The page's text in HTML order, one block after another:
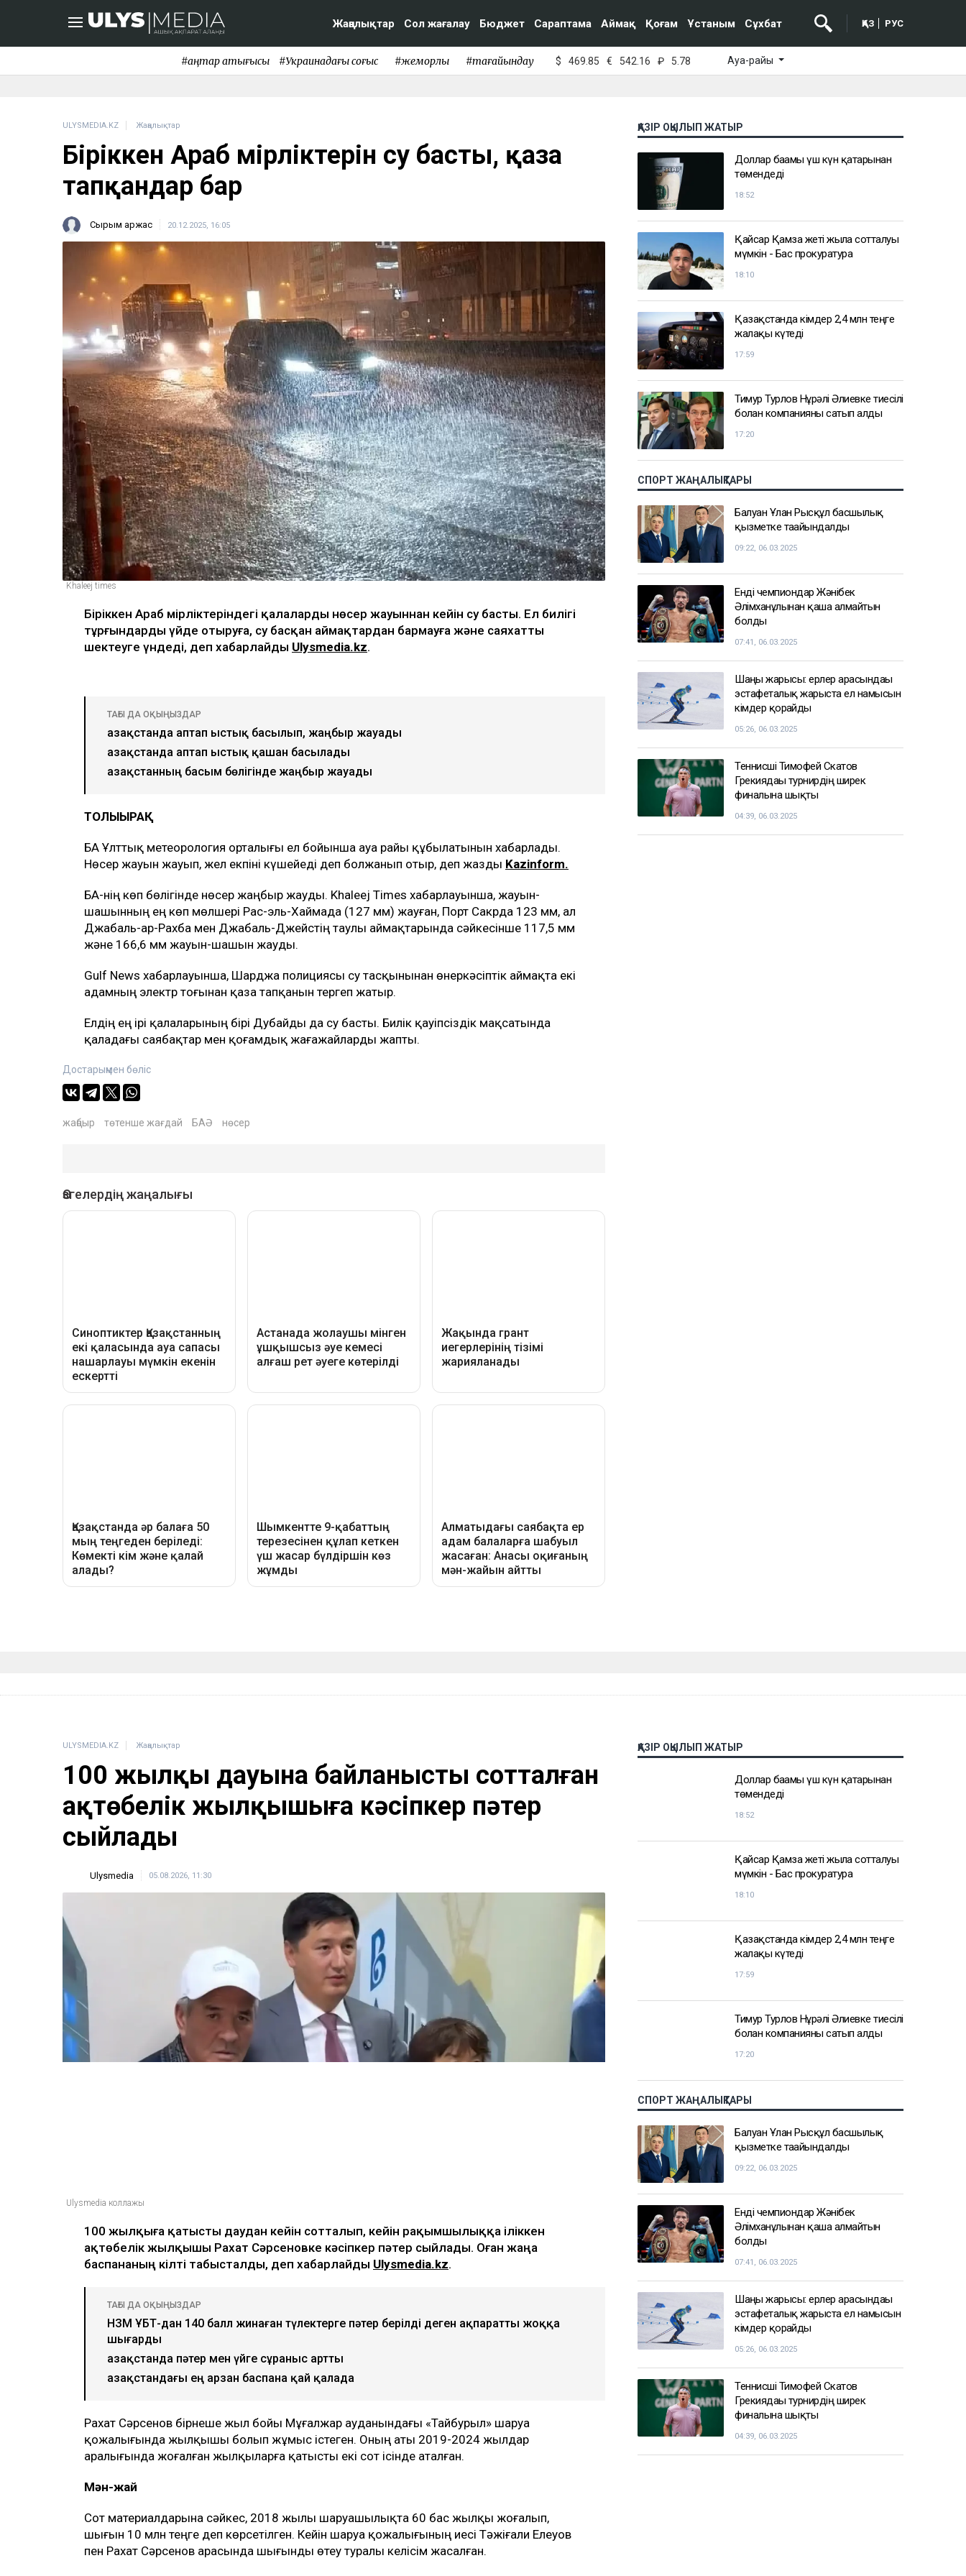
Жаңалықтар Сол жағалау Бюджет Сараптама Аймақ Қоғам Ұстаным Сұхбат ҚАЗ РУС
#қаңтар қақтығысы #Украинадағы соғыс #жемқорлық #тағайындау $ 469.85 € 542.16 ₽ 5.78 Ауа-райы
ULYSMEDIA.KZ Жаңалықтар
Біріккен Араб Әмірліктерін су басты, қаза
тапқандар бар
Сырым Қаржас 20.12.2025, 16:05
Khaleej times
Біріккен Араб Әмірліктеріндегі қалаларды нөсер жауыннан кейін су басты. Ел билігі
тұрғындарды үйде отыруға, су басқан аймақтардан бармауға және саяхатты
шектеуге үндеді, деп хабарлайды Ulysmedia.kz.
ТАҒЫ ДА ОҚЫҢЫЗДАР
Қазақстанда аптап ыстық басылып, жаңбыр жауады
Қазақстанда аптап ыстық қашан басылады
Қазақстанның басым бөлігінде жаңбыр жауады
ТОЛЫҒЫРАҚ
БАӘ Ұлттық метеорология орталығы ел бойынша ауа райы құбылатынын хабарлады.
Нөсер жауын жауып, жел екпіні күшейеді деп болжанып отыр, деп жазды Kazinform.
БАӘ-нің көп бөлігінде нөсер жаңбыр жауды. Khaleej Times хабарлауынша, жауын-
шашынның ең көп мөлшері Рас-эль-Хаймада (127 мм) жауған, Порт Сакрда 123 мм, ал
Джабаль-ар-Рахба мен Джабаль-Джейстің таулы аймақтарында сәйкесінше 117,5 мм
және 166,6 мм жауын-шашын жауды.
Gulf News хабарлауынша, Шарджа полициясы су тасқынынан өнеркәсіптік аймақта екі
адамның электр тоғынан қаза тапқанын тергеп жатыр.
Елдің ең ірі қалаларының бірі Дубайды да су басты. Билік қауіпсіздік мақсатында
қаладағы саябақтар мен қоғамдық жағажайларды жапты.
Достарыңмен бөліс
жаңбыр төтенше жағдай БАӘ нөсер
ҚАЗІР ОҚЫЛЫП ЖАТЫР
Доллар бағамы үш күн қатарынан
төмендеді
18:52
Қайсар Қамза жеті жылға сотталуы
мүмкін - Бас прокуратура
18:10
Қазақстанда кімдер 2,4 млн теңге
жалақы күтеді
17:59
Тимур Турлов Нұрәлі Әлиевке тиесілі
болған компанияны сатып алды
17:20
СПОРТ ЖАҢАЛЫҚТАРЫ
Балуан Ұлан Рысқұл басшылық
қызметке тағайындалды
09:22, 06.03.2025
Енді чемпиондар Жәнібек
Әлімханұлынан қаша алмайтын
болды
07:41, 06.03.2025
Шаңғы жарысы: ерлер арасындағы
эстафеталық жарыста ел намысын
кімдер қорғайды
05:26, 06.03.2025
Теннисші Тимофей Скатов
Грекиядағы турнирдің ширек
финалына шықты
04:39, 06.03.2025
ULYSMEDIA.KZ Жаңалықтар
100 жылқы дауына байланысты сотталған
ақтөбелік жылқышыға кәсіпкер пәтер
сыйлады
Ulysmedia 05.08.2026, 11:30
Ulysmedia коллажы
100 жылқыға қатысты даудан кейін сотталып, кейін рақымшылыққа іліккен
ақтөбелік жылқышы Рахат Сәрсеновке кәсіпкер пәтер сыйлады. Оған жаңа
баспананың кілті табысталды, деп хабарлайды Ulysmedia.kz.
ТАҒЫ ДА ОҚЫҢЫЗДАР
НЗМ ҰБТ-дан 140 балл жинаған түлектерге пәтер берілді деген ақпаратты жоққа
шығарды
Қазақстанда пәтер мен үйге сұраныс артты
Қазақстандағы ең арзан баспана қай қалада
Рахат Сәрсенов бірнеше жыл бойы Мұғалжар ауданындағы «Тайбурыл» шаруа
қожалығында жылқышы болып жұмыс істеген. Оның аты 2019-2024 жылдар
аралығында жоғалған жылқыларға қатысты екі сот ісінде аталған.
Мән-жай
Сот материалдарына сәйкес, 2018 жылы шаруашылықта 60 бас жылқы жоғалып,
шығын 10 млн теңге деп көрсетілген. Кейін шаруа қожалығының иесі Тәжіғали Елеуов
пен Рахат Сәрсенов арасында шығынды өтеу туралы келісім жасалған.
ҚАЗІР ОҚЫЛЫП ЖАТЫР
Доллар бағамы үш күн қатарынан
төмендеді
18:52
Қайсар Қамза жеті жылға сотталуы
мүмкін - Бас прокуратура
18:10
Қазақстанда кімдер 2,4 млн теңге
жалақы күтеді
17:59
Тимур Турлов Нұрәлі Әлиевке тиесілі
болған компанияны сатып алды
17:20
СПОРТ ЖАҢАЛЫҚТАРЫ
Балуан Ұлан Рысқұл басшылық
қызметке тағайындалды
09:22, 06.03.2025
Енді чемпиондар Жәнібек
Әлімханұлынан қаша алмайтын
болды
07:41, 06.03.2025
Шаңғы жарысы: ерлер арасындағы
эстафеталық жарыста ел намысын
кімдер қорғайды
05:26, 06.03.2025
Теннисші Тимофей Скатов
Грекиядағы турнирдің ширек
финалына шықты
04:39, 06.03.2025